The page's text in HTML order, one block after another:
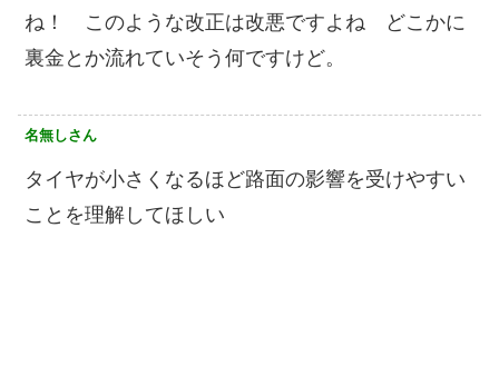
ね！ このような改正は改悪ですよね どこかに
裏金とか流れていそう何ですけど。
名無しさん
タイヤが小さくなるほど路面の影響を受けやすい
ことを理解してほしい